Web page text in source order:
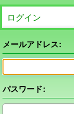
ログイン
メールアドレス:
パスワード: